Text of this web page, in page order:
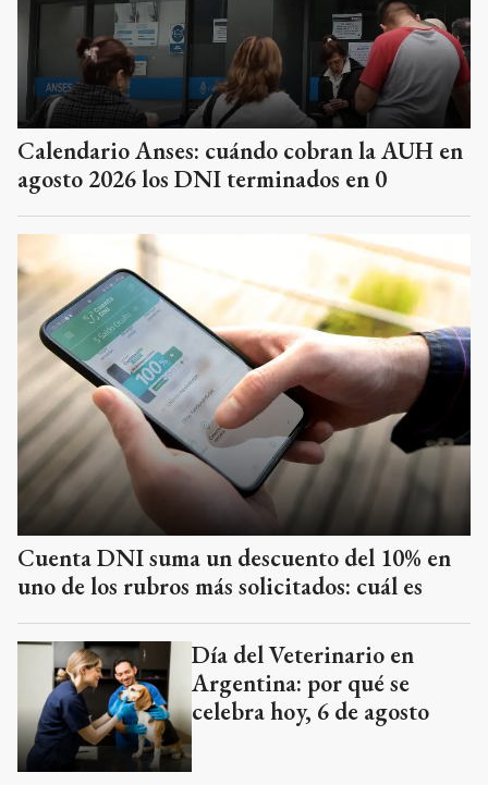
Calendario Anses: cuándo cobran la AUH en
agosto 2026 los DNI terminados en 0
Cuenta DNI suma un descuento del 10% en
uno de los rubros más solicitados: cuál es
Día del Veterinario en
Argentina: por qué se
celebra hoy, 6 de agosto